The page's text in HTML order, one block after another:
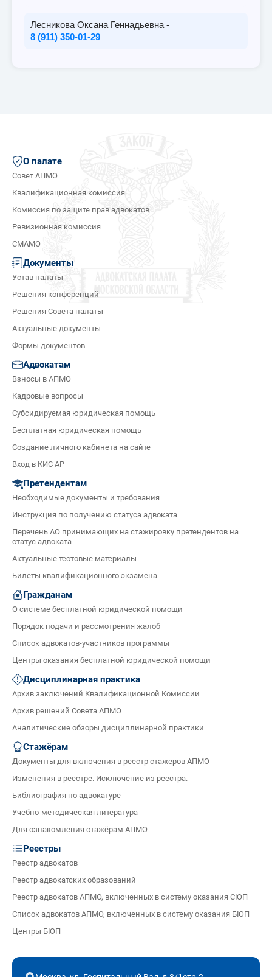
Лесникова Оксана Геннадьевна -
8 (911) 350-01-29
О палате
Совет АПМО
Квалификационная комиссия
Комиссия по защите прав адвокатов
Ревизионная комиссия
СМАМО
Документы
Устав палаты
Решения конференций
Решения Совета палаты
Актуальные документы
Формы документов
Адвокатам
Взносы в АПМО
Кадровые вопросы
Субсидируемая юридическая помощь
Бесплатная юридическая помощь
Создание личного кабинета на сайте
Вход в КИС АР
Претендентам
Необходимые документы и требования
Инструкция по получению статуса адвоката
Перечень АО принимающих на стажировку претендентов на
статус адвоката
Актуальные тестовые материалы
Билеты квалификационного экзамена
Гражданам
О системе бесплатной юридической помощи
Порядок подачи и рассмотрения жалоб
Список адвокатов-участников программы
Центры оказания бесплатной юридической помощи
Дисциплинарная практика
Архив заключений Квалификационной Комиссии
Архив решений Совета АПМО
Аналитические обзоры дисциплинарной практики
Стажёрам
Документы для включения в реестр стажеров АПМО
Изменения в реестре. Исключение из реестра.
Библиография по адвокатуре
Учебно-методическая литература
Для ознакомления стажёрам АПМО
Реестры
Реестр адвокатов
Реестр адвокатских образований
Реестр адвокатов АПМО, включенных в систему оказания СЮП
Список адвокатов АПМО, включенных в систему оказания БЮП
Центры БЮП